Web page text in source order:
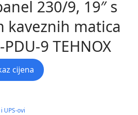
230/9, 19″ s
kaveznih matica
9 TEHNOX
cijena
UPS-ovi